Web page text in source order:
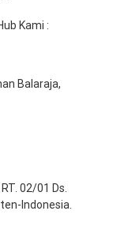
Kami :
Balaraja,
02/01 Ds.
Indonesia.